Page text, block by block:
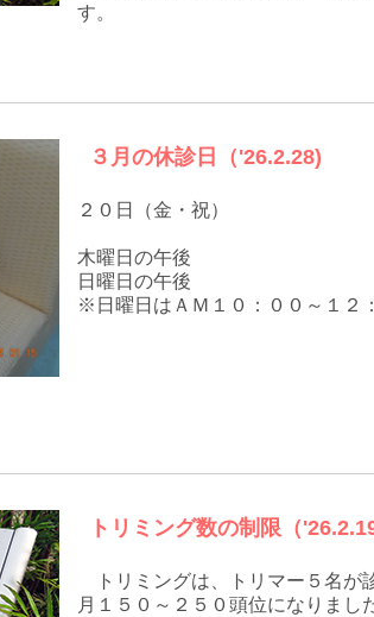
す。
３月の休診日（'26.2.28)
２０日（金・祝）
木曜日の午後
日曜日の午後
※日曜日はＡＭ１０：００～１２
トリミング数の制限（
トリミングは、トリマー５名が
月１５０～２５０頭位になりまし